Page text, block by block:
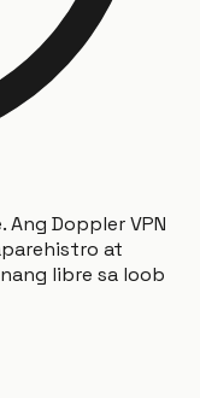
Doppler VPN
at
libre sa loob